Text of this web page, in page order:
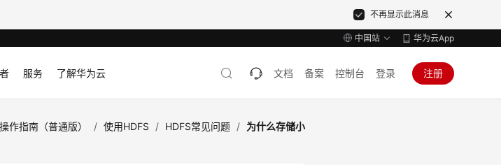
不再显示此消息
中国站 华为云App
服务 了解华为云 文档 备案 控制台 登录 注册
作指南（普通版） / 使用HDFS / HDFS常见问题 / 为什么存储小